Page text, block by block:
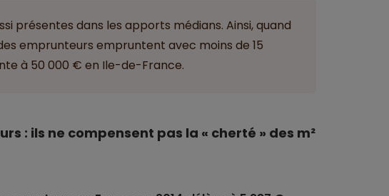
présentes dans les apports médians. Ainsi, quand
emprunteurs empruntent avec moins de 15
à 50 000 € en Ile-de-France.
: ils ne compensent pas la « cherté » des m²